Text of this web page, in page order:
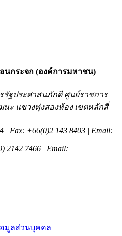
นกระจก (องค์การมหาชน)
รัฐประศาสนภักดี ศูนย์ราชการ
นะ แขวงทุ่งสองห้อง เขตหลักสี่
| Fax: +66(0)2 143 8403 | Email:
2142 7466 | Email:
มูลส่วนบุคคล